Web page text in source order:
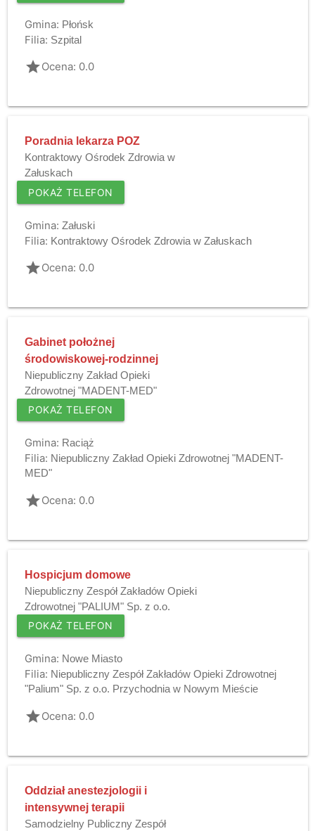
Gmina: Płońsk
Filia: Szpital
gradeOcena: 0.0
Poradnia lekarza POZ
Kontraktowy Ośrodek Zdrowia w
Załuskach
POKAŻ TELEFON
Gmina: Załuski
Filia: Kontraktowy Ośrodek Zdrowia w Załuskach
gradeOcena: 0.0
Gabinet położnej
środowiskowej-rodzinnej
Niepubliczny Zakład Opieki
Zdrowotnej "MADENT-MED"
POKAŻ TELEFON
Gmina: Raciąż
Filia: Niepubliczny Zakład Opieki Zdrowotnej "MADENT-
MED"
gradeOcena: 0.0
Hospicjum domowe
Niepubliczny Zespół Zakładów Opieki
Zdrowotnej "PALIUM" Sp. z o.o.
POKAŻ TELEFON
Gmina: Nowe Miasto
Filia: Niepubliczny Zespół Zakładów Opieki Zdrowotnej
"Palium" Sp. z o.o. Przychodnia w Nowym Mieście
gradeOcena: 0.0
Oddział anestezjologii i
intensywnej terapii
Samodzielny Publiczny Zespół